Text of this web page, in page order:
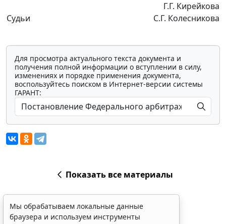
Судьи
Г.Г. Кирейкова
С.Г. Колесникова
Для просмотра актуального текста документа и
получения полной информации о вступлении в силу,
изменениях и порядке применения документа,
воспользуйтесь поиском в Интернет-версии системы
ГАРАНТ:
Показать все материалы
Мы обрабатываем локальные данные
браузера и используем инструменты